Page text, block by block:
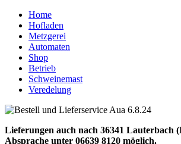
Home
Hofladen
Metzgerei
Automaten
Shop
Betrieb
Schweinemast
Veredelung
Lieferungen auch nach 36341 Lauterbach
Absprache unter 06639 8120 möglich.